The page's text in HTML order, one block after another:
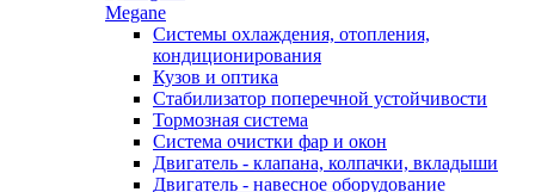
Megane
Системы охлаждения, отопления,
кондиционирования
Кузов и оптика
Стабилизатор поперечной устойчивости
Тормозная система
Система очистки фар и окон
Двигатель - клапана, колпачки, вкладыши
Двигатель - навесное оборудование